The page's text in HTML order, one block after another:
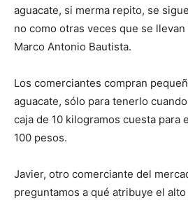
aguacate, si merma repito, se
no como otras veces que se llevan
Marco Antonio Bautista.
Los comerciantes compran
aguacate, sólo para tenerlo
caja de 10 kilogramos cuesta para
100 pesos.
Javier, otro comerciante del
preguntamos a qué atribuye el